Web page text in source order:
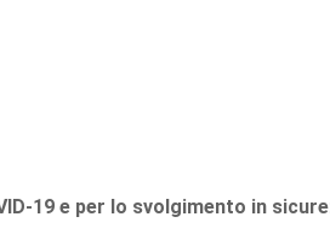
19 e per lo svolgimento in